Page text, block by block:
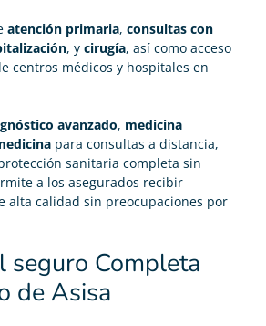
atención primaria, consultas con
, y cirugía, así como acceso
centros médicos y hospitales en
avanzado, medicina
para consultas a distancia,
sanitaria completa sin
a los asegurados recibir
alta calidad sin preocupaciones por
seguro Completa
de Asisa